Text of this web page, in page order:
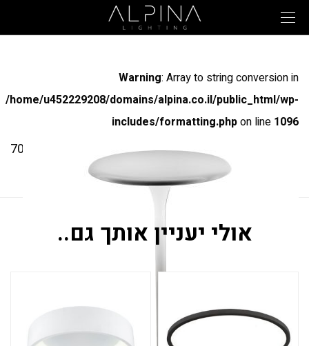
Warning: Array to string conversion in
/home/u452229208/domains/alpina.co.il/public_html/wp-
includes/formatting.phpon line 1096
אולי יעניין אותך גם..